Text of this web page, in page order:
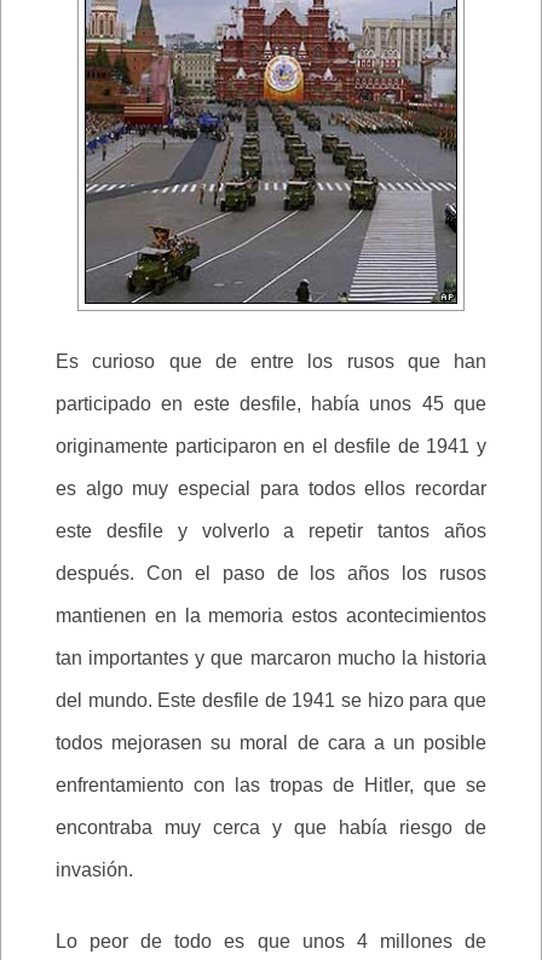
Es curioso que de entre los rusos que han
participado en este desfile, había unos 45 que
originamente participaron en el desfile de 1941 y
es algo muy especial para todos ellos recordar
este desfile y volverlo a repetir tantos años
después. Con el paso de los años los rusos
mantienen en la memoria estos acontecimientos
tan importantes y que marcaron mucho la historia
del mundo. Este desfile de 1941 se hizo para que
todos mejorasen su moral de cara a un posible
enfrentamiento con las tropas de Hitler, que se
encontraba muy cerca y que había riesgo de
invasión.
Lo peor de todo es que unos 4 millones de